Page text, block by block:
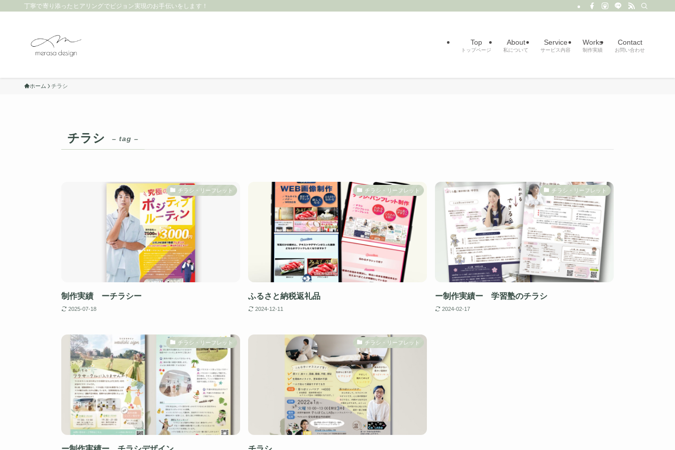
丁寧で寄り添ったヒアリングでビジョン実現のお手伝いをします！
Top
トップページ
About
私について
Service
サービス内容
Works
制作実績
Contact
お問い合わせ
ホーム チラシ
チラシ – tag –
チラシ・リーフレット
制作実績 ーチラシー
2025-07-18
チラシ・リーフレット
ふるさと納税返礼品
2024-12-11
チラシ・リーフレット
ー制作実績ー 学習塾のチラシ
2024-02-17
チラシ・リーフレット チラシ・リーフレット